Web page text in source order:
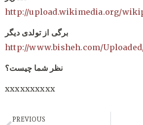
http://upload.wikimedia.org/
برگی از تولدی دیگر
http://www.bisheh.com/
نظر شما چیست؟
xxxxxxxxxx
PREVIOUS